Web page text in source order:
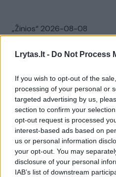
Lrytas.lt - Do Not Process
If you wish to opt-out of the
processing of your personal or
targeted advertising by us,
section to confirm your
opt-out request is processed
interest-based ads based on
us or personal information
your opt-out. You may
disclosure of your personal
IAB’s list of downstream
„Žinios“ 2026-08-08
Visi
Žiūrimiausi
Vaizdai iš tragiškos avarijos
vaiko gyvybių išgelbėti